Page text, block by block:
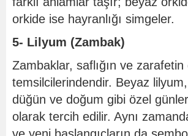
orkide ise hayranlığı simgeler.
5- Lilyum (Zambak)
Zambaklar, saflığın ve zarafetin
temsilcilerindendir. Beyaz
düğün ve doğum gibi özel
olarak tercih edilir. Aynı